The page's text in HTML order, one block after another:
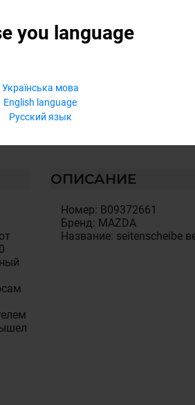
you language
Українська мова
English language
Русский язык
ОПИСАНИЕ
Номер: B09372661
Бренд: MAZDA
Название: seitenscheibe